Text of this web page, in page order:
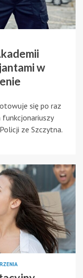
w
się po raz
ze Szczytna.